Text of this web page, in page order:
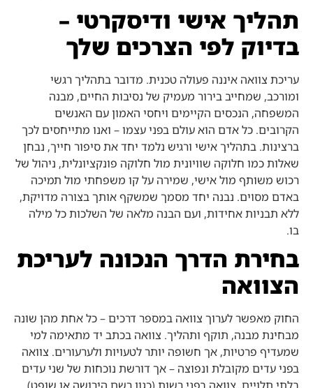
תהליך אישי ודיסקרטי –
בדיוק לפי הצרכים שלך
עריכת צוואה איננה פעולה טכנית. מדובר בתהליך רגשי
ומורכב, שמחייב בירור מעמיק של נסיבות החיים, מבנה
המשפחה, הנכסים הקיימים ויחסי האמון עם האנשים
הקרובים. כל אדם הוא עולם בפני עצמו – ואנו מתייחסים לכך
ברצינות. בתהליך אישי ורגיש נלמד יחד את סיפור חייך, נבחן
שאלות כמו חלוקה שוויונית מול חלוקה פונקציונלית, ניהול של
רכוש משותף מול אישי, שמירה על קו משפחתי מול תמיכה
באדם מסוים. נבנה יחד מסמך שמשקף אותך בצורה מדויקת,
ללא תבניות אחידות, ועם הבנה מלאה של השלכות כל מילה
בו.
בחירת הדרך הנכונה לעריכת
הצוואה
החוק מאפשר לערוך צוואה במספר דרכים – כל אחת מהן שונה
מבחינת מבנה, תוקף ותהליך. צוואה בכתב יד מתאימה למי
שמעדיף פרטיות, אך חשופה יותר לטעויות ולערעורים. צוואה
בפני עדים מקובלת ונפוצה – אך דורשת נוכחות של שני עדים